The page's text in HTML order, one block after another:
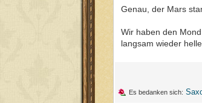
Genau, der Mars
Wir haben den
langsam wieder
Es bedanken sich: